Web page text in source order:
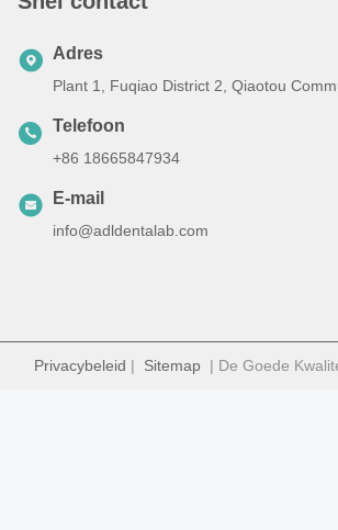
Adres
Plant 1, Fuqiao District 2, Qiaotou
Telefoon
+86 18665847934
E-mail
info@adldentalab.com
Privacybeleid | Sitemap | De Goede